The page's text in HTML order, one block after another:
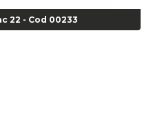
29840 - Gedore - Cod 02174
- Gedore A2 - Cod 00894
Curvo - Gedore A21 - Cod 00895
22 - Cod 00233